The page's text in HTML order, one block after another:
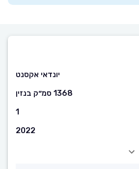
יונדאי אקסנט
1368 סמ״ק בנזין
1
2022